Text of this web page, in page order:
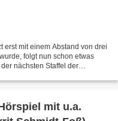
erst mit einem Abstand von drei
folgt nun schon etwas
nächsten Staffel der
mit u.a.